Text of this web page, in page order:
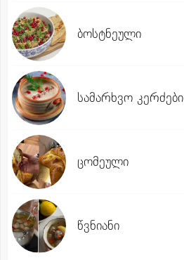
ბოსტნეული
სამარხვო კერძები
ცომეული
წვნიანი